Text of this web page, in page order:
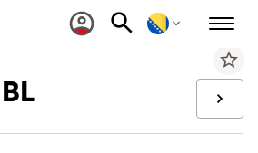
star_border